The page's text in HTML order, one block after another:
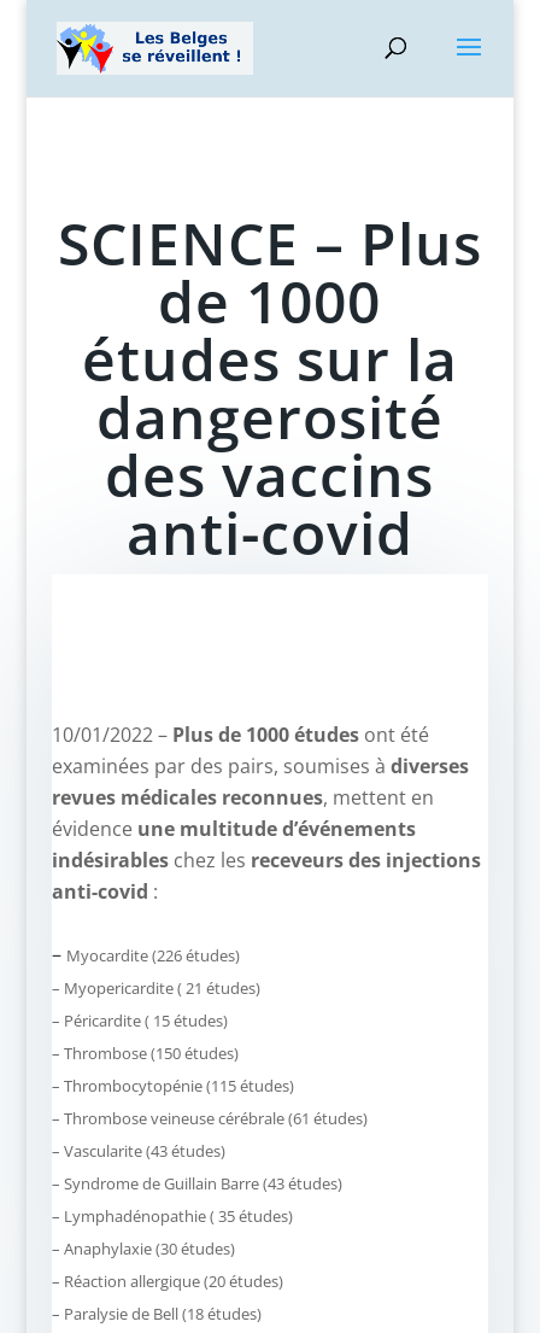
SCIENCE – Plus
de 1000
études sur la
dangerosité
des vaccins
anti-covid
10/01/2022 – Plus de 1000 étudesont été
examinées par des pairs, soumises à diverses
revues médicales reconnues, mettent en
évidence une multitude d’événements
indésirableschez les receveurs des injections
anti-covid :
– Myocardite (226 études)
– Myopericardite ( 21 études)
– Péricardite ( 15 études)
– Thrombose (150 études)
– Thrombocytopénie (115 études)
– Thrombose veineuse cérébrale (61 études)
– Vascularite (43 études)
– Syndrome de Guillain Barre (43 études)
– Lymphadénopathie ( 35 études)
– Anaphylaxie (30 études)
– Réaction allergique (20 études)
– Paralysie de Bell (18 études)